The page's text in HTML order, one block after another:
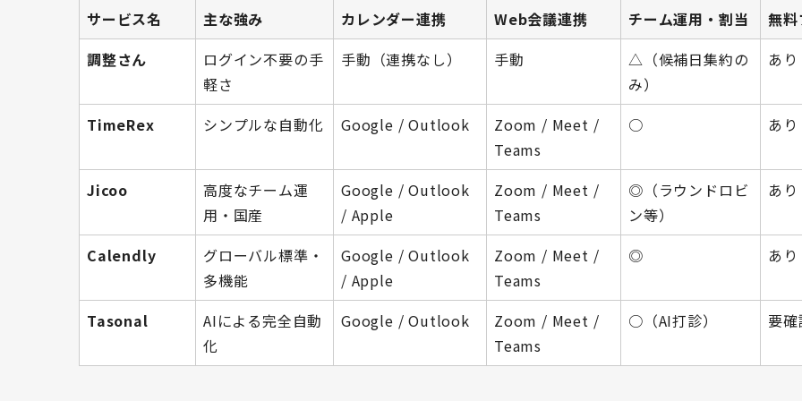
サービス名 主な強み カレンダー連携 Web会議連携 チーム運用・割当
無料
調整さん
ログイン不要の手
軽さ
手動（連携なし） 手動
△（候補日集約の
み）
あり
TimeRex シンプルな自動化 Google / Outlook
Zoom / Meet /
Teams
○ あり
Jicoo
高度なチーム運
用・国産
Google / Outlook
/ Apple
Zoom / Meet /
Teams
◎（ラウンドロビ
ン等）
あり
Calendly
グローバル標準・
多機能
Google / Outlook
/ Apple
Zoom / Meet /
Teams
◎ あり
Tasonal
AIによる完全自動
化
Google / Outlook
Zoom / Meet /
Teams
○（AI打診） 要確